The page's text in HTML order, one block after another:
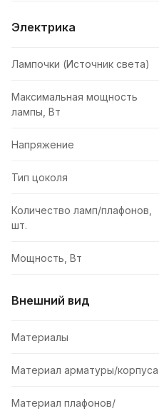
Электрика
Лампочки (Источник света)
Максимальная мощность
лампы, Вт
Напряжение
Тип цоколя
Количество ламп/плафонов,
шт.
Мощность, Вт
Внешний вид
Материалы
Материал арматуры/корпуса
Материал плафонов/